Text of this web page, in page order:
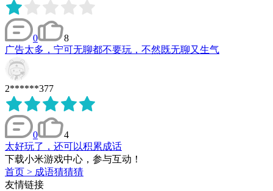
0
8
广告太多，宁可无聊都不要玩，不然既无聊又生气
2******377
0
4
太好玩了，还可以积累成话
下载小米游戏中心，参与互动！
首页 > 成语猜猜猜
友情链接